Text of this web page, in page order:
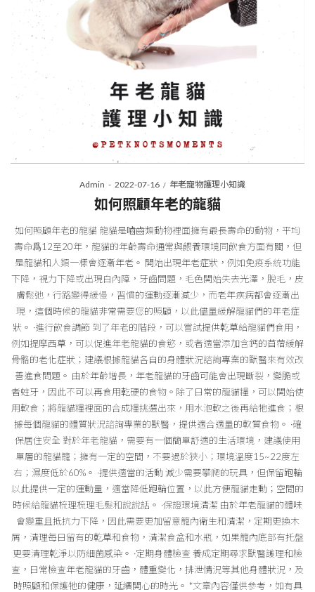
ByAdmin
Posted
on
2022-07-16
Posted
in
年老寵物護理小知識
如何照顧年老的龍貓
如何照顧年老的龍貓 龍貓是嚙齒類動物裡面擁有最長壽命的動物，平均
壽命爲12至20年，龍貓的年齡壽命通常與餵養環境同飲食方面有關，但
是龍貓和人類一樣會逐漸年老。 開始出現年老症狀，例如免疫系統功能
下降，視力下降或出現白內障，牙齒問題，毛色開始失去光澤，脫毛，皮
膚鬆弛，行路變得緩慢，習慣的運動逐漸減少，而老年疾病都會逐漸出
現，這個時候的龍貓非常需要您的照顧，以此儘量緩解龍貓們的年老症
狀。 ·進行飲食調節 到了年老的階段，可以嘗試提供乾草給龍貓們食用，
例如提摩西草，可以促進年老龍貓的食慾，或者適當添加含鈣的苜蓿緩解
骨骼的老化症狀；建議根據龍貓各自的身體狀況諮詢專業的獸醫來有效改
善進食問題。 由於年齡增長，年老龍貓的牙齒可能會出現斷裂，變脆或
者蛀牙，因此不可以再食用乾硬的食物。除了日常的龍貓糧，可以開始使
用軟食；將龍貓糧裡面的合成糧挑選出來，用水泡軟之後再給牠進食；根
據每個龍貓的體質狀況諮詢專業的獸醫，提供適合適量的軟質食物。 ·確
保居住安全 對於年老龍貓，需要有一個簡單舒適的生活環境，建議使用
單層的龍貓籠；擁有一定的空間，不要過於狹小；環境溫度15~22度左
右；濕度低於60%。 ·提供適當的活動 減少需要攀爬的玩具，但保留跑輪
以此提供一定的運動量，適當降低跑輪位置，以此方便龍貓走動；空閒的
時候給龍貓梳理梳理毛髮和說說話。 ·保證環境清潔 由於年老龍貓的體味
會變重且抵抗力下降，因此需要更加留意籠內衛生和清潔，定期更換木
屑，清理每日留有的乾草和食物，清潔食盆和水瓶，如果籠內底部有托盤
更要清理乾淨以防細菌感染。 ·定期身體檢查 養成定期尋求獸醫護理和檢
查，日常檢查年老龍貓的牙齒，體重變化，排泄情況等其他身體狀況，及
時照顧和保護牠的健康，延續開心的時光。 *文章內容僅供參考，如有具